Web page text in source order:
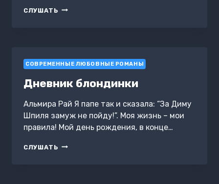
СЛУШАТЬ НЕ
СОВРЕМЕННЫЕ ЛЮБОВНЫЕ РОМАНЫ
Дневник блондинки
Альмира Рай Я папе так и сказала: “За Диму
Шпиля замуж не пойду!”. Моя жизнь – мои
правила! Мой день рождения, в конце…
СЛУШАТЬ ДНЕВНИК